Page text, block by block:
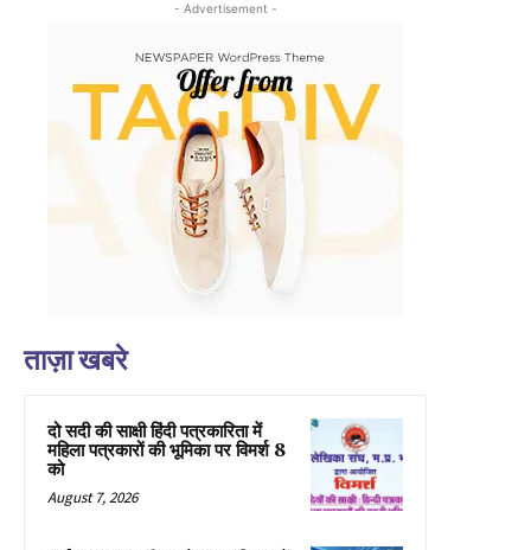
- Advertisement -
ताज़ा खबरे
दो सदी की साक्षी हिंदी पत्रकारिता में
महिला पत्रकारों की भूमिका पर विमर्श 8
को
August 7, 2026